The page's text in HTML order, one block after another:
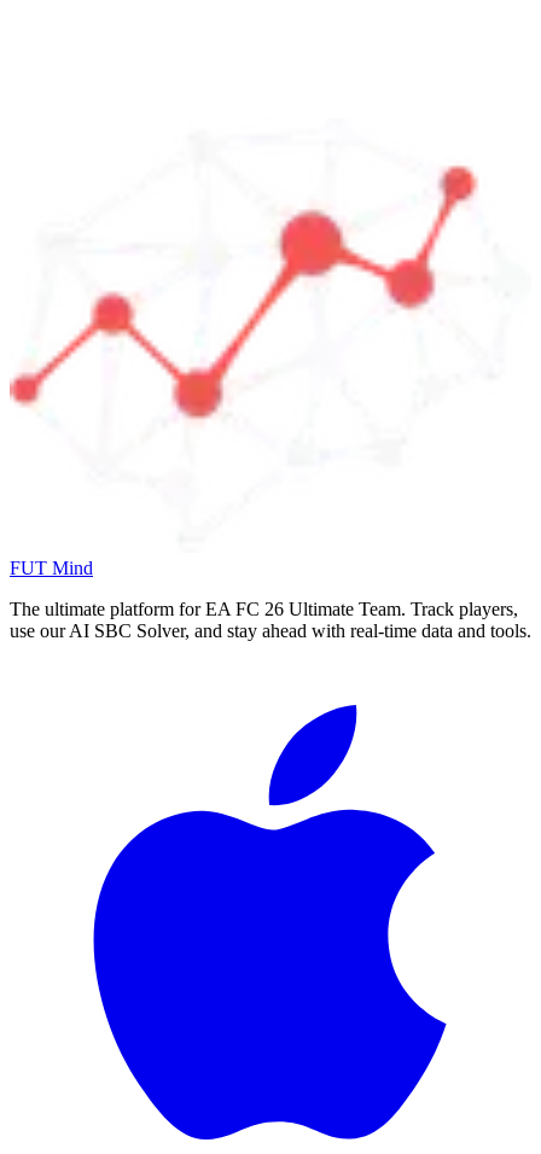
FUT Mind
The ultimate platform for EA FC 26 Ultimate Team. Track players,
use our AI SBC Solver, and stay ahead with real-time data and tools.